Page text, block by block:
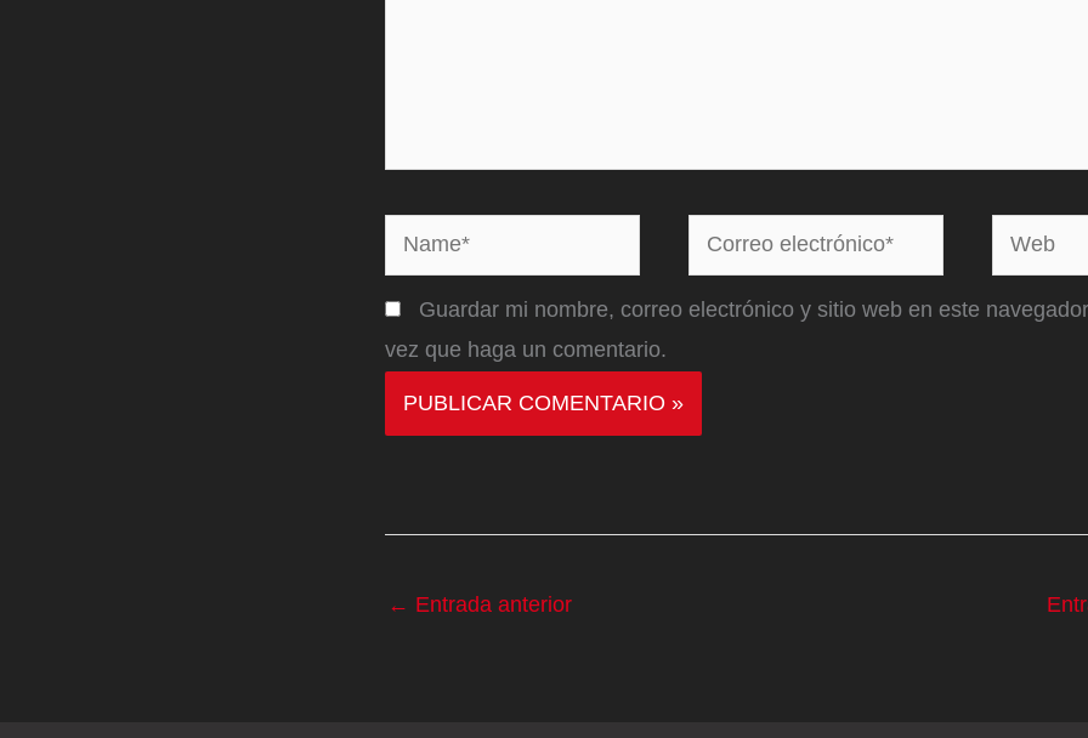
Name*
Correo
electrónico*
Web
Guardar mi nombre, correo electrónico y sitio web en este
vez que haga un comentario.
← Entrada anterior